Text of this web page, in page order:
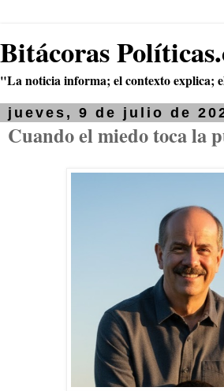
Bitácoras
"La noticia informa; el contexto explica;
jueves, 9 de julio de
Cuando el miedo toca la